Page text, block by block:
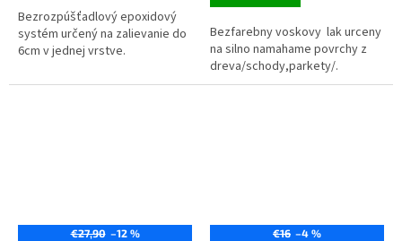
hviezdičiek.
Bezrozpúšťadlový epoxidový
systém určený na zalievanie do
6cm v jednej vrstve.
Bezfarebny voskovy lak urceny
na silno namahame povrchy z
dreva/schody,parkety/.
€27,90 –12 % €16 –4 %